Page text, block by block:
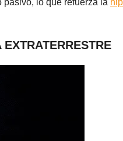
pasivo, lo que refuerza la